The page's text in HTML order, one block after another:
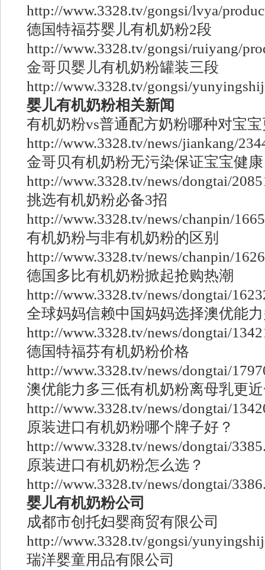
http://www.3328.tv/gongsi/lvya/
德国特福芬婴儿有机奶粉2段
http://www.3328.tv/gongsi/ruiyang/
金哥贝婴儿有机奶粉罐装三段
http://www.3328.tv/gongsi/
婴儿有机奶粉相关新闻
有机奶粉vs普通配方奶粉哪种对宝宝
http://www.3328.tv/news/jiankang/
金哥贝有机奶粉无污染保证宝宝健康
http://www.3328.tv/news/dongtai/
挑选有机奶粉必备3招
http://www.3328.tv/news/chanpin/
有机奶粉与非有机奶粉的区别
http://www.3328.tv/news/chanpin/
德国多比有机奶粉掀起抢购热潮
http://www.3328.tv/news/dongtai/
全球妈妈信赖中国妈妈选择澳优能
http://www.3328.tv/news/dongtai/
德国特福芬有机奶粉价格
http://www.3328.tv/news/dongtai/
澳优能力多三低有机奶粉离母乳更
http://www.3328.tv/news/dongtai/
原装进口有机奶粉哪个牌子好？
http://www.3328.tv/news/dongtai/
原装进口有机奶粉怎么选？
http://www.3328.tv/news/dongtai/
婴儿有机奶粉公司
成都市创托妇婴商贸有限公司
http://www.3328.tv/gongsi/
瑞洋婴童用品有限公司